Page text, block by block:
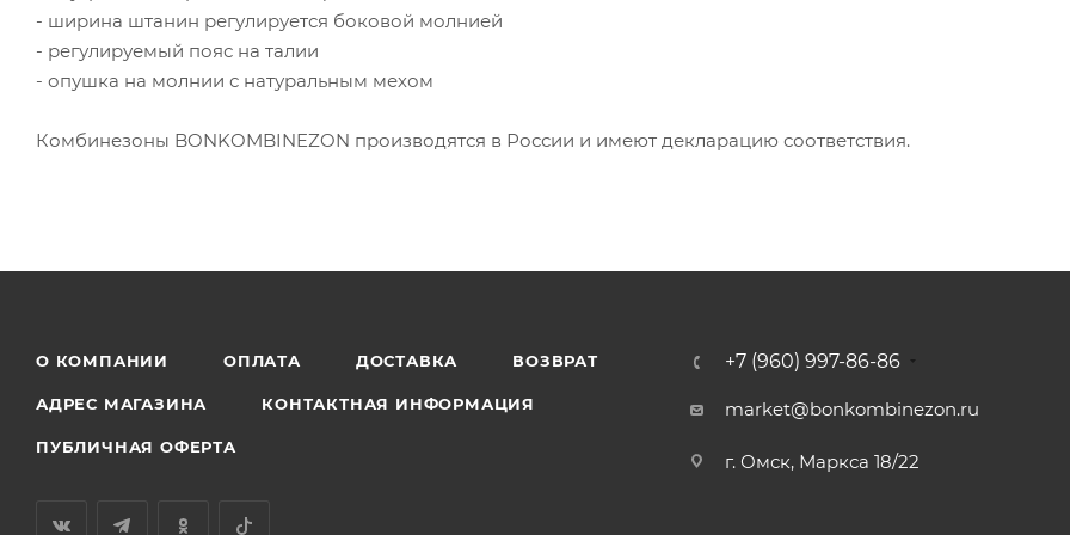
- ширина штанин регулируется боковой молнией
- регулируемый пояс на талии
- опушка на молнии с натуральным мехом
Комбинезоны BONKOMBINEZON производятся в России и имеют декларацию соответствия.
О КОМПАНИИ ОПЛАТА ДОСТАВКА ВОЗВРАТ
АДРЕС МАГАЗИНА КОНТАКТНАЯ ИНФОРМАЦИЯ
ПУБЛИЧНАЯ ОФЕРТА
+7 (960) 997-86-86
market@bonkombinezon.ru
г. Омск, Маркса 18/22